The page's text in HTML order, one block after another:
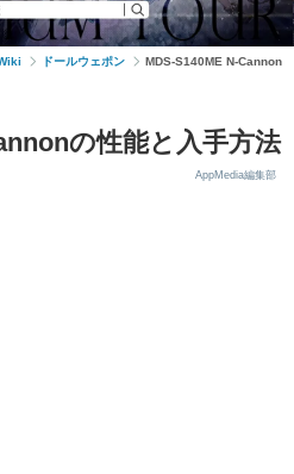
ドールウェポン MDS-S140ME N-Cannon
の性能と入手方法
AppMedia編集部